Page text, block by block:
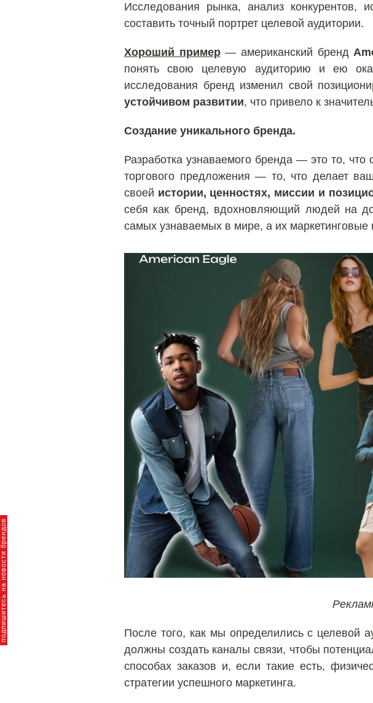
брендов
Исследования рынка, анализ конкурентов,
составить точный портрет целевой аудитории.
Хороший пример— американский бренд
понять свою целевую аудиторию и ею
исследования бренд изменил свой
устойчивом развитии, что привело к
Создание уникального бренда.
Разработка узнаваемого бренда — это то, что
торгового предложения — то, что делает
своей истории, ценностях, миссии и
себя как бренд, вдохновляющий людей на
самых узнаваемых в мире, а их
После того, как мы определились с целевой
должны создать каналы связи, чтобы
способах заказов и, если такие есть,
стратегии успешного маркетинга.